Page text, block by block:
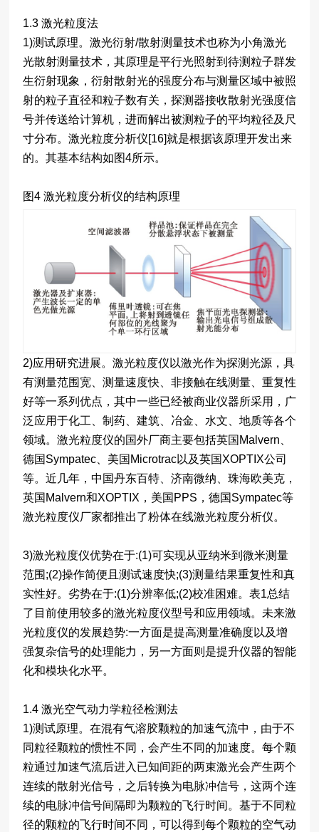
1.3 激光粒度法
1)测试原理。激光衍射/散射测量技术也称为小角激光
光散射测量技术，其原理是平行光照射到待测粒子群发
生衍射现象，衍射散射光的强度分布与测量区域中被照
射的粒子直径和粒子数有关，探测器接收散射光强度信
号并传送给计算机，进而解出被测粒子的平均粒径及尺
寸分布。激光粒度分析仪[16]就是根据该原理开发出来
的。其基本结构如图4所示。
图4 激光粒度分析仪的结构原理
2)应用研究进展。激光粒度仪以激光作为探测光源，具
有测量范围宽、测量速度快、非接触在线测量、重复性
好等一系列优点，其中一些已经被商业仪器所采用，广
泛应用于化工、制药、建筑、冶金、水文、地质等各个
领域。激光粒度仪的国外厂商主要包括英国Malvern、
德国Sympatec、美国Microtrac以及英国XOPTIX公司
等。近几年，中国丹东百特、济南微纳、珠海欧美克，
英国Malvern和XOPTIX，美国PPS，德国Sympatec等
激光粒度仪厂家都推出了粉体在线激光粒度分析仪。
3)激光粒度仪优势在于:(1)可实现从亚纳米到微米测量
范围;(2)操作简便且测试速度快;(3)测量结果重复性和真
实性好。劣势在于:(1)分辨率低;(2)校准困难。表1总结
了目前使用较多的激光粒度仪型号和应用领域。未来激
光粒度仪的发展趋势:一方面是提高测量准确度以及增
强复杂信号的处理能力，另一方面则是提升仪器的智能
化和模块化水平。
1.4 激光空气动力学粒径检测法
1)测试原理。在混有气溶胶颗粒的加速气流中，由于不
同粒径颗粒的惯性不同，会产生不同的加速度。每个颗
粒通过加速气流后进入已知间距的两束激光会产生两个
连续的散射光信号，之后转换为电脉冲信号，这两个连
续的电脉冲信号间隔即为颗粒的飞行时间。基于不同粒
径的颗粒的飞行时间不同，可以得到每个颗粒的空气动